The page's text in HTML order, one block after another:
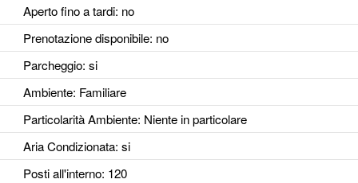
Aperto fino a tardi: no
Prenotazione disponibile: no
Parcheggio: si
Ambiente: Familiare
Particolarità Ambiente: Niente in particolare
Aria Condizionata: si
Posti all'interno: 120